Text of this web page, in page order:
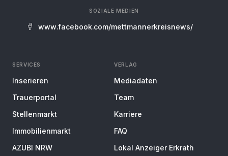
SOZIALE MEDIEN
www.facebook.com/mettmannerkreisnews/
SERVICES
Inserieren
Trauerportal
Stellenmarkt
Immobilienmarkt
AZUBI NRW
VERLAG
Mediadaten
Team
Karriere
FAQ
Lokal Anzeiger Erkrath